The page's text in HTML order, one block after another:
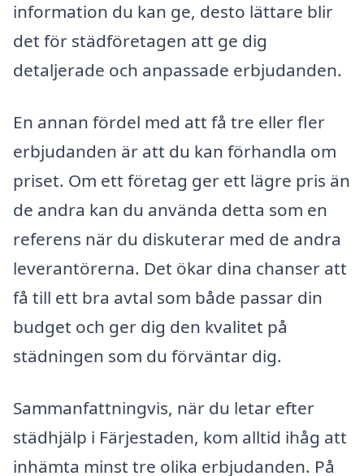
information du kan ge, desto lättare blir
det för städföretagen att ge dig
detaljerade och anpassade erbjudanden.
En annan fördel med att få tre eller fler
erbjudanden är att du kan förhandla om
priset. Om ett företag ger ett lägre pris än
de andra kan du använda detta som en
referens när du diskuterar med de andra
leverantörerna. Det ökar dina chanser att
få till ett bra avtal som både passar din
budget och ger dig den kvalitet på
städningen som du förväntar dig.
Sammanfattningvis, när du letar efter
städhjälp i Färjestaden, kom alltid ihåg att
inhämta minst tre olika erbjudanden. På